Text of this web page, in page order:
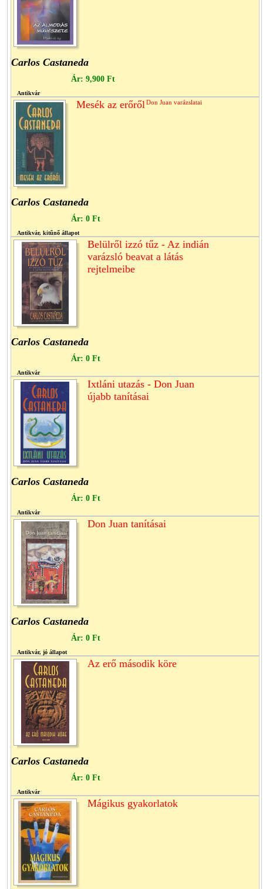
Carlos Castaneda
Ár: 9,900 Ft
Antikvár
Mesék az erőről Don Juan varázslatai
Carlos Castaneda
Ár: 0 Ft
Antikvár, kitűnő állapot
Belülről izzó tűz - Az indián
varázsló beavat a látás
rejtelmeibe
Carlos Castaneda
Ár: 0 Ft
Antikvár
Ixtláni utazás - Don Juan
újabb tanításai
Carlos Castaneda
Ár: 0 Ft
Antikvár
Don Juan tanításai
Carlos Castaneda
Ár: 0 Ft
Antikvár, jó állapot
Az erő második köre
Carlos Castaneda
Ár: 0 Ft
Antikvár
Mágikus gyakorlatok